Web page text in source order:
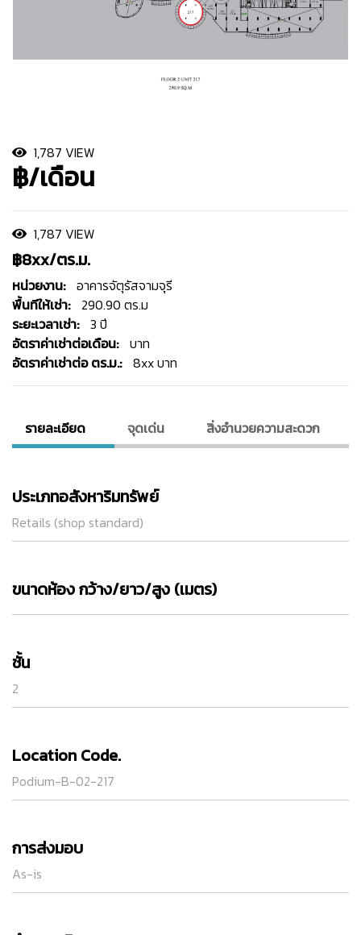
1,787 VIEW
฿/เดือน
1,787 VIEW
฿8xx/ตร.ม.
หน่วยงาน: อาคารจัตุรัสจามจุรี
พื้นทีให้เช่า:
290.90 ตร.ม
ระยะเวลาเช่า: 3 ปี
อัตราค่าเช่าต่อเดือน: บาท
อัตราค่าเช่าต่อ ตร.ม.: 8xx บาท
รายละเอียด จุดเด่น สิ่งอํานวยความสะดวก
ประเภทอสังหาริมทรัพย์
Retails (shop standard)
ขนาดห้อง กว้าง/ยาว/สูง (เมตร)
ชั้น
2
Location Code.
Podium-B-02-217
การส่งมอบ
As-is